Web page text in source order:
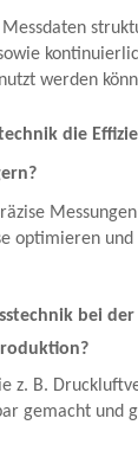
werden
die
optimieren und
bei
z. B.
gemacht und